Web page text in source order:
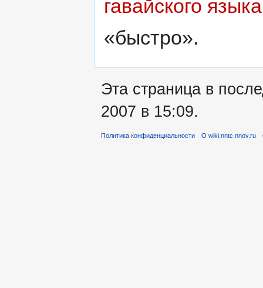
гавайского языка
«быстро».
Эта страница в
2007 в 15:09.
Политика конфиденциальности О wiki.nntc.nnov.ru